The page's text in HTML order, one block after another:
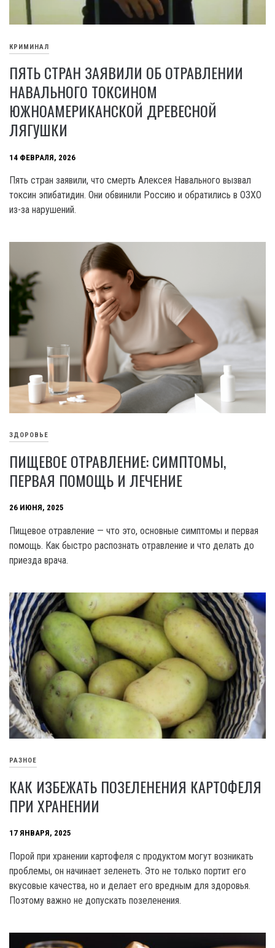
КРИМИНАЛ
ПЯТЬ СТРАН ЗАЯВИЛИ ОБ ОТРАВЛЕНИИ
НАВАЛЬНОГО ТОКСИНОМ
ЮЖНОАМЕРИКАНСКОЙ ДРЕВЕСНОЙ
ЛЯГУШКИ
14 ФЕВРАЛЯ, 2026
Пять стран заявили, что смерть Алексея Навального вызвал
токсин эпибатидин. Они обвинили Россию и обратились в ОЗХО
из-за нарушений.
ЗДОРОВЬЕ
ПИЩЕВОЕ ОТРАВЛЕНИЕ: СИМПТОМЫ,
ПЕРВАЯ ПОМОЩЬ И ЛЕЧЕНИЕ
26 ИЮНЯ, 2025
Пищевое отравление — что это, основные симптомы и первая
помощь. Как быстро распознать отравление и что делать до
приезда врача.
РАЗНОЕ
КАК ИЗБЕЖАТЬ ПОЗЕЛЕНЕНИЯ КАРТОФЕЛЯ
ПРИ ХРАНЕНИИ
17 ЯНВАРЯ, 2025
Порой при хранении картофеля с продуктом могут возникать
проблемы, он начинает зеленеть. Это не только портит его
вкусовые качества, но и делает его вредным для здоровья.
Поэтому важно не допускать позеленения.